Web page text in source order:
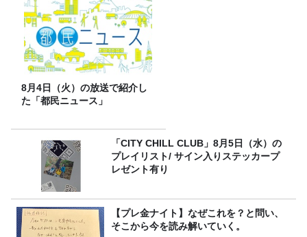
8月4日（火）の放送で紹介し
た「都民ニュース」
「CITY CHILL CLUB」8月5日（水）の
プレイリスト/ サイン入りステッカープ
レゼント有り
【プレ金ナイト】なぜこれを？と問い、
そこから今を読み解いていく。